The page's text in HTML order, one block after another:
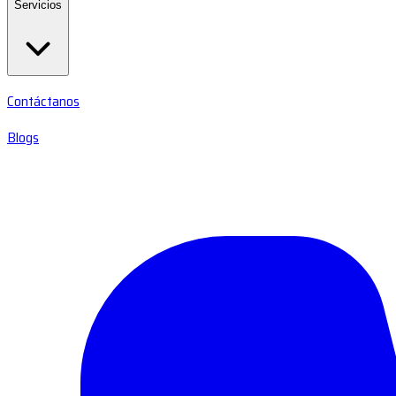
Servicios
Contáctanos
Blogs